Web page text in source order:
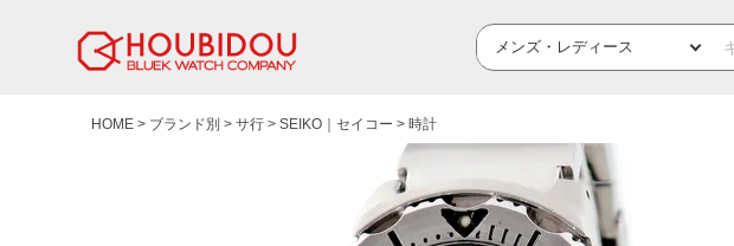
HOME ブランド別 サ行 SEIKO｜セイコー 時計